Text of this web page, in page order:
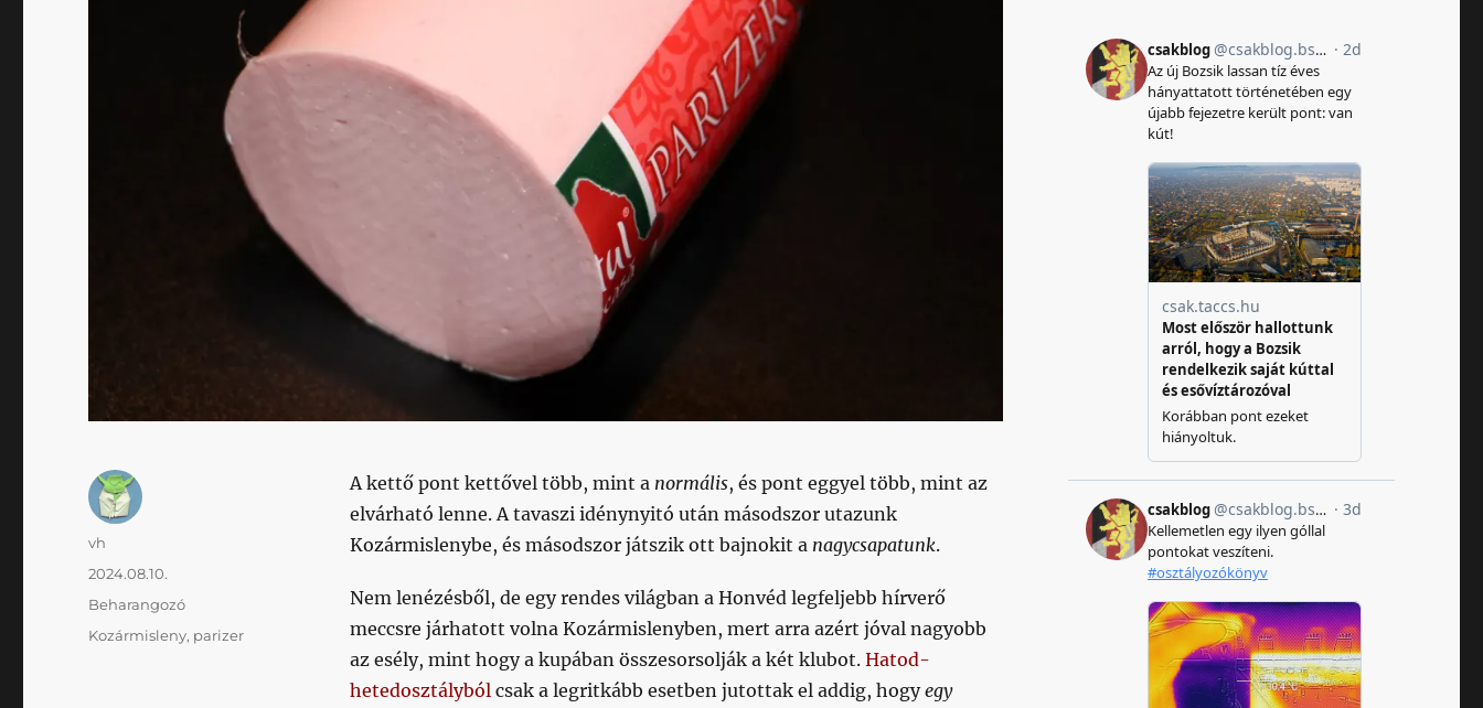
A kettő pont kettővel több, mint a normális, és pont eggyel több, mint az
elvárható lenne. A tavaszi idénynyitó után másodszor utazunk
Kozármislenybe, és másodszor játszik ott bajnokit a nagycsapatunk.
Nem lenézésből, de egy rendes világban a Honvéd legfeljebb hírverő
meccsre járhatott volna Kozármislenyben, mert arra azért jóval nagyobb
az esély, mint hogy a kupában összesorsolják a két klubot. Hatod-
hetedosztályból csak a legritkább esetben jutottak el addig, hogyegy
Szerző
vh
Közzétéve
2024.08.10.
Kategória
Beharangozó
Címke
Kozármisleny, parizer